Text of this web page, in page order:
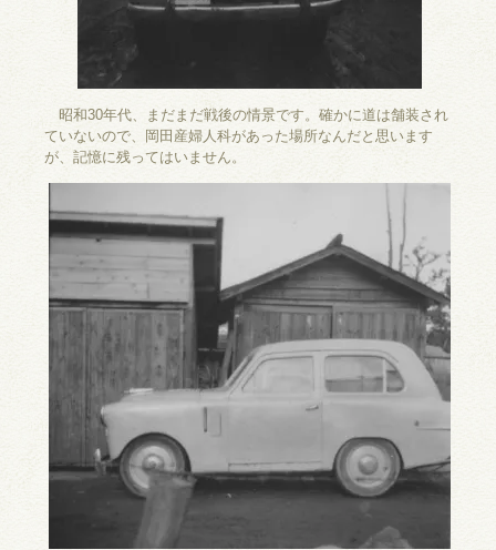
昭和30年代、まだまだ戦後の情景です。確かに道は舗装され
ていないので、岡田産婦人科があった場所なんだと思います
が、記憶に残ってはいません。